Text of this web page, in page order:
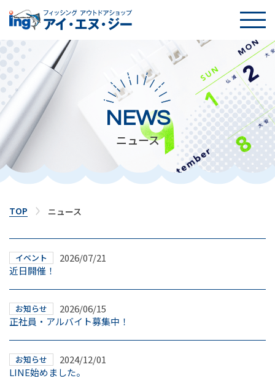
TOP
SNS
NEWS
遊漁船紹介
097-521-5577
ニュース
NEWS
TOP ニュース
イベント
2026/07/21
近日開催！
お知らせ
2026/06/15
正社員・アルバイト募集中！
お知らせ
2024/12/01
LINE始めました。